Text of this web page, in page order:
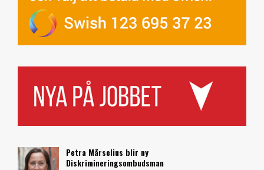
Petra Mårselius blir ny
Diskrimineringsombudsman